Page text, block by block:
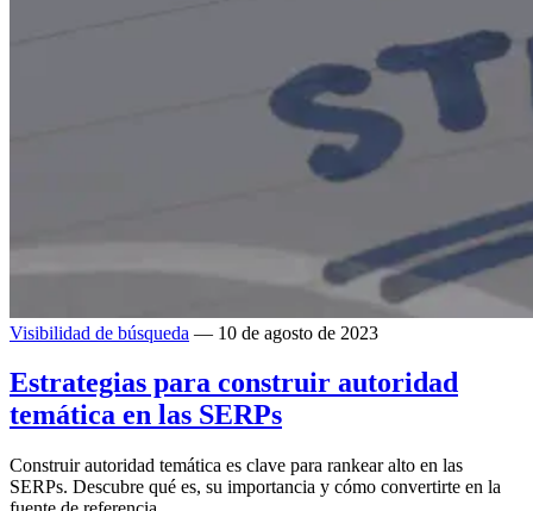
Visibilidad de búsqueda — 10 de agosto de 2023
Estrategias para construir autoridad
temática en las SERPs
Construir autoridad temática es clave para rankear alto en las
SERPs. Descubre qué es, su importancia y cómo convertirte en la